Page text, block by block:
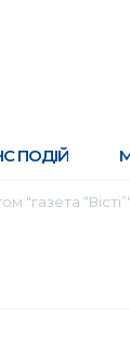
ПОДІЙ
"газета “Вісті”"